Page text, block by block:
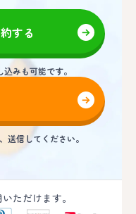
する
みも可能です。
送信してください。
ただけます。